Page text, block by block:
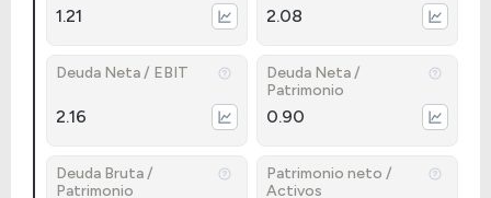
1.21 2.08
Deuda Neta / EBIT
2.16
Deuda Neta /
Patrimonio
0.90
Deuda Bruta /
Patrimonio
Patrimonio neto /
Activos